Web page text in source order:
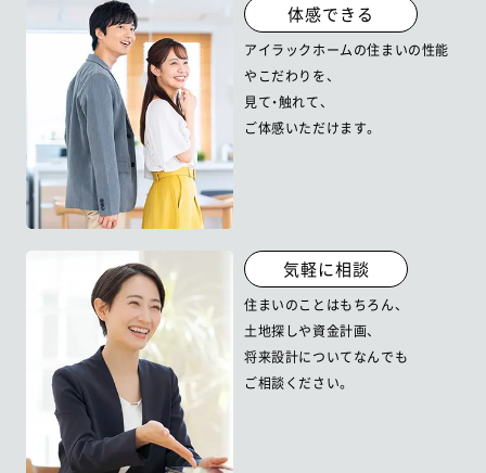
体感できる
アイラックホームの住まいの性能
やこだわりを、
見て・触れて、
ご体感いただけます。
気軽に相談
住まいのことはもちろん、
土地探しや資金計画、
将来設計についてなんでも
ご相談ください。